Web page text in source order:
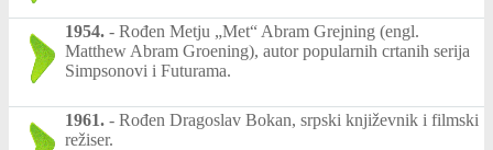
1954. - Rođen Metju „Met“ Abram Grejning (engl.
Matthew Abram Groening), autor popularnih crtanih serija
Simpsonovi i Futurama.
1961. - Rođen Dragoslav Bokan, srpski književnik i filmski
režiser.